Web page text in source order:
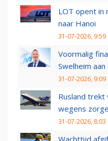
LOT opent in
naar Hanoi
31-07-2026, 9:59
Voormalig
Swelheim
31-07-2026, 9:09
Rusland trekt
wegens
31-07-2026, 8:03